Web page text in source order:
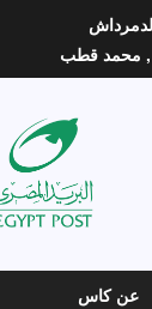
محمد قطب
عن كاس